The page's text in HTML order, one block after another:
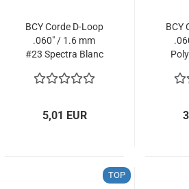
BCY Corde D-Loop
.060" / 1.6 mm
#23 Spectra Blanc
5,01 EUR
BCY
TOP